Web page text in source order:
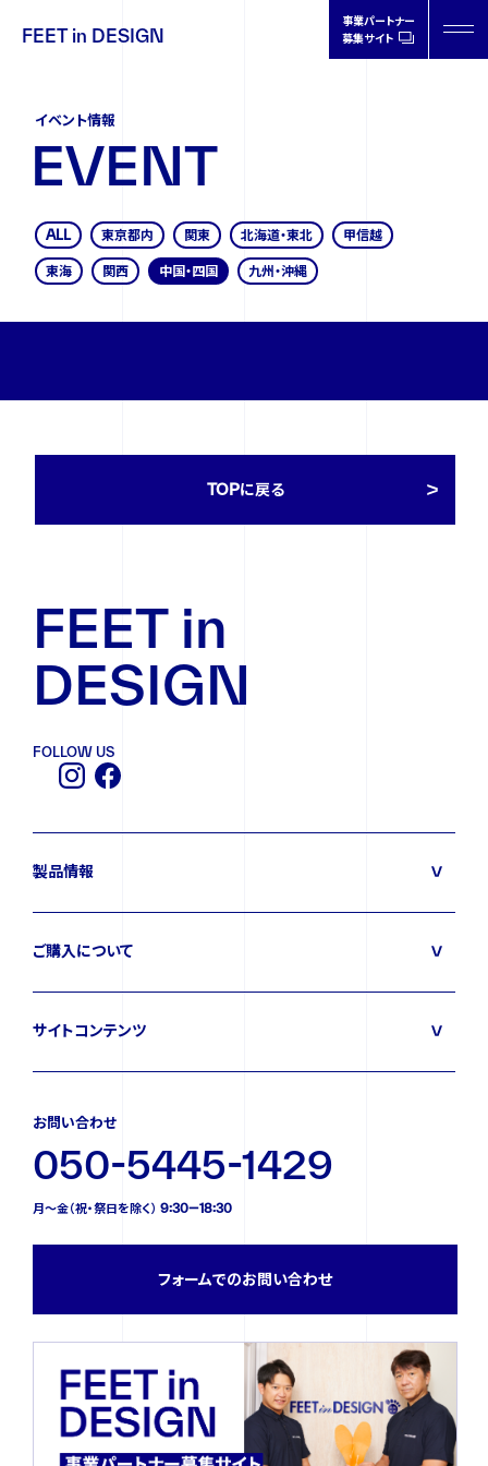
FEET in DESIGN
事業パートナー
募集サイト
DESIGN
製品情報
イベント
資料ダウンロード
ご購入をご検討の方
イベント情報
EVENT
ALL 東京都内 関東 北海道・東北 甲信越
東海 関西 中国・四国 九州・沖縄
TOPに戻る
FEET in
DESIGN
FOLLOW US
製品情報
ご購入について
サイトコンテンツ
お問い合わせ
050-5445-1429
月〜金（祝・祭日を除く） 9:30—18:30
フォームでのお問い合わせ